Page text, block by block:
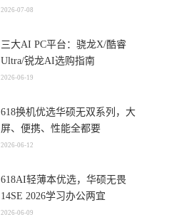
机搞定
2026-07-08
三大AI PC平台：骁龙X/酷睿
Ultra/锐龙AI选购指南
2026-06-19
618换机优选华硕无双系列，大
屏、便携、性能全都要
2026-06-12
618AI轻薄本优选，华硕无畏
14SE 2026学习办公两宜
2026-06-09